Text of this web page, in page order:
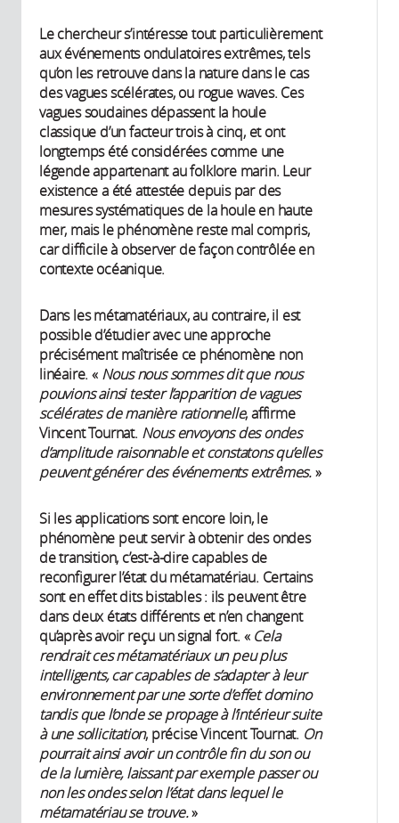
Le chercheur s’intéresse tout particulièrement
aux événements ondulatoires extrêmes, tels
qu’on les retrouve dans la nature dans le cas
des vagues scélérates, ou rogue waves. Ces
vagues soudaines dépassent la houle
classique d’un facteur trois à cinq, et ont
longtemps été considérées comme une
légende appartenant au folklore marin. Leur
existence a été attestée depuis par des
mesures systématiques de la houle en haute
mer, mais le phénomène reste mal compris,
car difficile à observer de façon contrôlée en
contexte océanique.
Dans les métamatériaux, au contraire, il est
possible d’étudier avec une approche
précisément maîtrisée ce phénomène non
linéaire. « Nous nous sommes dit que nous
pouvions ainsi tester l’apparition de vagues
scélérates de manière rationnelle, affirme
Vincent Tournat. Nous envoyons des ondes
d’amplitude raisonnable et constatons qu’elles
peuvent générer des événements extrêmes.»
Si les applications sont encore loin, le
phénomène peut servir à obtenir des ondes
de transition, c’est-à-dire capables de
reconfigurer l’état du métamatériau. Certains
sont en effet dits bistables : ils peuvent être
dans deux états différents et n’en changent
qu’après avoir reçu un signal fort. « Cela
rendrait ces métamatériaux un peu plus
intelligents, car capables de s’adapter à leur
environnement par une sorte d’effet domino
tandis que l’onde se propage à l’intérieur suite
à une sollicitation, précise Vincent Tournat. On
pourrait ainsi avoir un contrôle fin du son ou
de la lumière, laissant par exemple passer ou
non les ondes selon l’état dans lequel le
métamatériau se trouve.»